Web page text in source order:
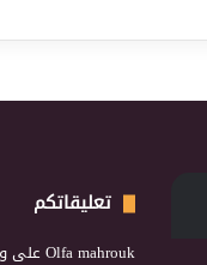
تعليقاتكم
Olfa mahroukعلى